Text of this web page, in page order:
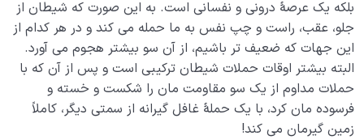
بلکه یک عرصۀ درونی و نفسانی است. به این صورت که شیطان از
جلو، عقب، راست و چپ نفس به ما حمله می کند و در هر کدام از
این جهات که ضعیف تر باشیم، از آن سو بیشتر هجوم می آورد.
البته بیشتر اوقات حملات شیطان ترکیبی است و پس از آن که با
حملات مداوم از یک سو مقاومت مان را شکست و خسته و
فرسوده مان کرد، با یک حملۀ غافل گیرانه از سمتی دیگر، کاملاً
زمین گیرمان می کند!